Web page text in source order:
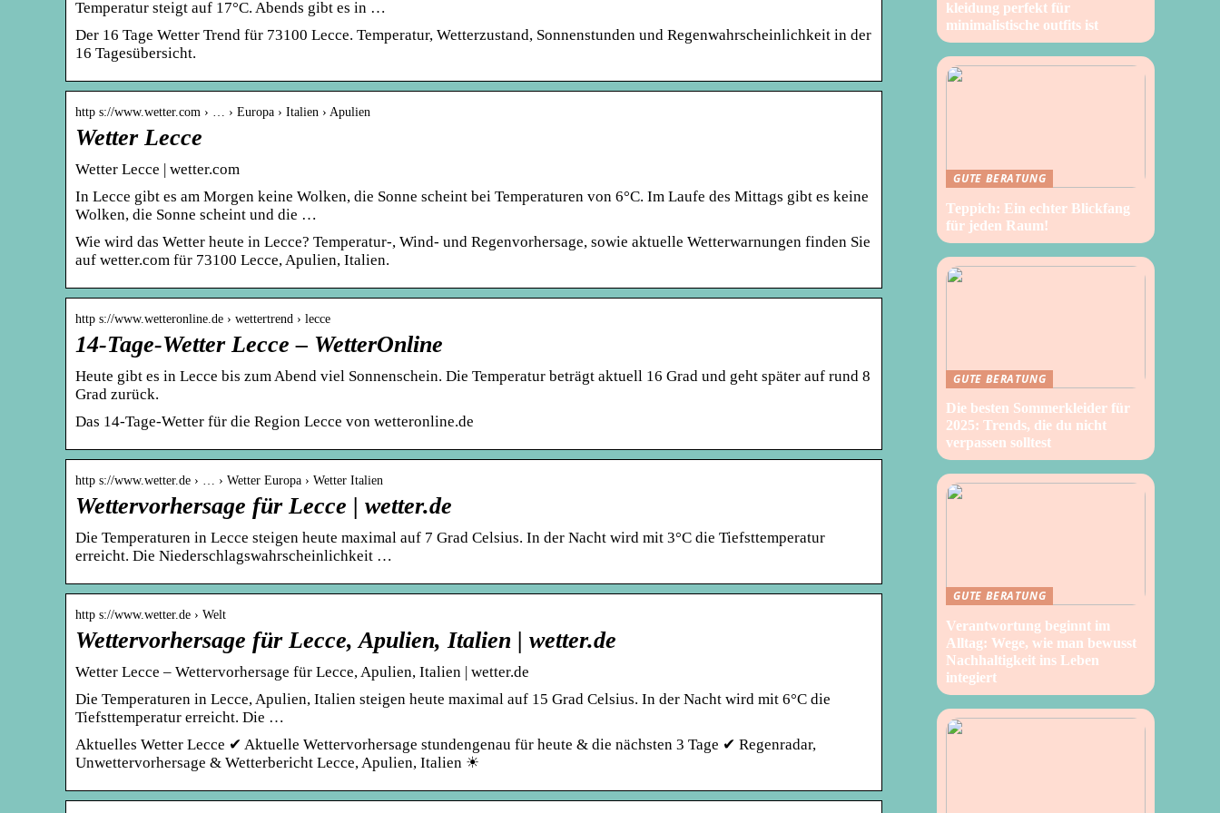
Temperatur steigt auf 17°C. Abends gibt es in …
Der 16 Tage Wetter Trend für 73100 Lecce. Temperatur, Wetterzustand, Sonnenstunden und Regenwahrscheinlichkeit in der
16 Tagesübersicht.
http s://www.wetter.com › … › Europa › Italien › Apulien
Wetter Lecce
Wetter Lecce | wetter.com
In Lecce gibt es am Morgen keine Wolken, die Sonne scheint bei Temperaturen von 6°C. Im Laufe des Mittags gibt es keine
Wolken, die Sonne scheint und die …
Wie wird das Wetter heute in Lecce? Temperatur-, Wind- und Regenvorhersage, sowie aktuelle Wetterwarnungen finden Sie
auf wetter.com für 73100 Lecce, Apulien, Italien.
http s://www.wetteronline.de › wettertrend › lecce
14-Tage-Wetter Lecce – WetterOnline
Heute gibt es in Lecce bis zum Abend viel Sonnenschein. Die Temperatur beträgt aktuell 16 Grad und geht später auf rund 8
Grad zurück.
Das 14-Tage-Wetter für die Region Lecce von wetteronline.de
http s://www.wetter.de › … › Wetter Europa › Wetter Italien
Wettervorhersage für Lecce | wetter.de
Die Temperaturen in Lecce steigen heute maximal auf 7 Grad Celsius. In der Nacht wird mit 3°C die Tiefsttemperatur
erreicht. Die Niederschlagswahrscheinlichkeit …
http s://www.wetter.de › Welt
Wettervorhersage für Lecce, Apulien, Italien | wetter.de
Wetter Lecce – Wettervorhersage für Lecce, Apulien, Italien | wetter.de
Die Temperaturen in Lecce, Apulien, Italien steigen heute maximal auf 15 Grad Celsius. In der Nacht wird mit 6°C die
Tiefsttemperatur erreicht. Die …
Aktuelles Wetter Lecce ✔ Aktuelle Wettervorhersage stundengenau für heute & die nächsten 3 Tage ✔ Regenradar,
Unwettervorhersage & Wetterbericht Lecce, Apulien, Italien ☀
kleidung perfekt für
minimalistische outfits ist
GUTE BERATUNG
Teppich: Ein echter Blickfang
für jeden Raum!
GUTE BERATUNG
Die besten Sommerkleider für
2025: Trends, die du nicht
verpassen solltest
GUTE BERATUNG
Verantwortung beginnt im
Alltag: Wege, wie man bewusst
Nachhaltigkeit ins Leben
integiert